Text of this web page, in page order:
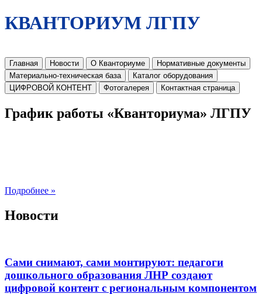
КВАНТОРИУМ ЛГПУ
Главная Новости О Кванториуме
Нормативные документы
Материально-техническая база
Каталог оборудования
ЦИФРОВОЙ КОНТЕНТ
Фотогалерея Контактная страница
График работы «Кванториума» ЛГПУ
Подробнее »
Новости
Сами снимают, сами монтируют: педагоги
дошкольного образования ЛНР создают
цифровой контент с региональным компонентом